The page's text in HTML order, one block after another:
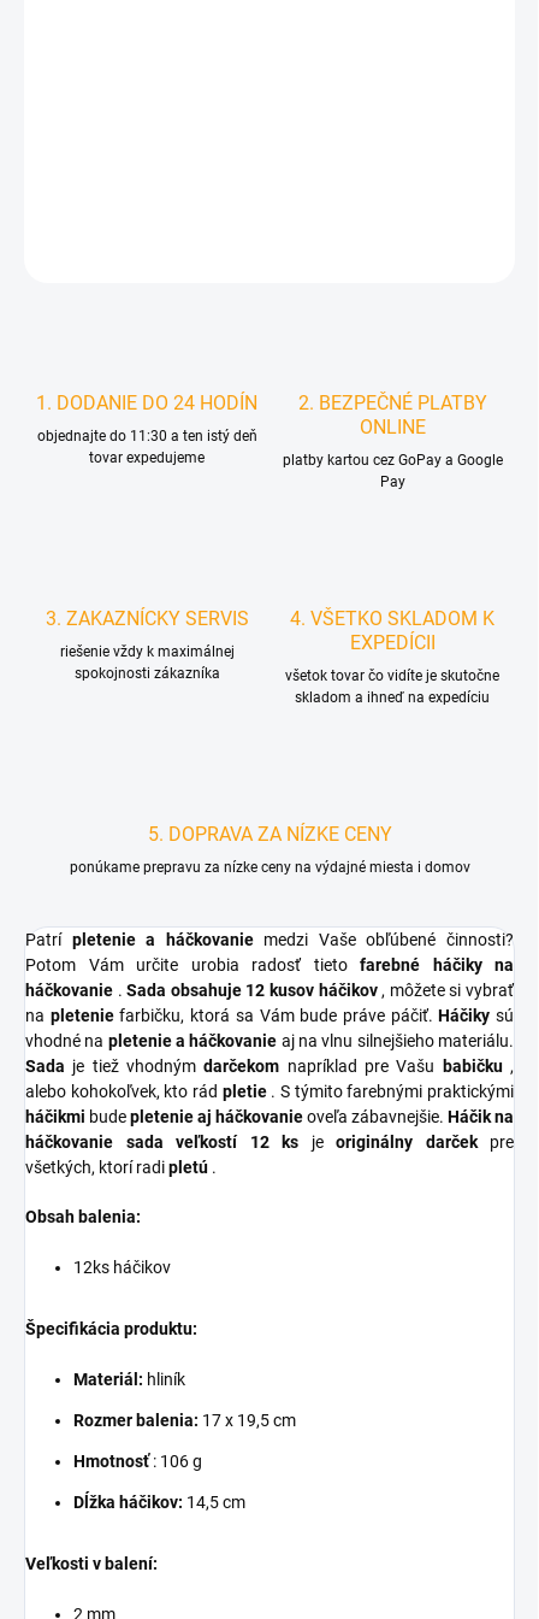
1. DODANIE DO 24 HODÍN
objednajte do 11:30 a ten istý deň
tovar expedujeme
2. BEZPEČNÉ PLATBY
ONLINE
platby kartou cez GoPay a Google
Pay
3. ZAKAZNÍCKY SERVIS
riešenie vždy k maximálnej
spokojnosti zákazníka
4. VŠETKO SKLADOM K
EXPEDÍCII
všetok tovar čo vidíte je skutočne
skladom a ihneď na expedíciu
5. DOPRAVA ZA NÍZKE CENY
ponúkame prepravu za nízke ceny na výdajné miesta i domov
Patrí pletenie a háčkovaniemedzi Vaše obľúbené činnosti?
Potom Vám určite urobia radosť tieto farebné háčiky na
háčkovanie .Sada obsahuje 12 kusov háčikov, môžete si vybrať
na pleteniefarbičku, ktorá sa Vám bude práve páčiť.Háčiky sú
vhodné na pletenie a háčkovanie aj na vlnu silnejšieho materiálu.
Sada je tiež vhodnýmdarčekom napríklad pre Vašu babičku,
alebo kohokoľvek, kto rád pletie. S týmito farebnými praktickými
háčikmi budepletenie aj háčkovanieoveľa zábavnejšie. Háčik na
háčkovanie sada veľkostí 12 ks je originálny darčekpre
všetkých, ktorí radipletú .
Obsah balenia:
12ks háčikov
Špecifikácia produktu:
Materiál: hliník
Rozmer balenia: 17 x 19,5 cm
Hmotnosť: 106 g
Dĺžka háčikov: 14,5 cm
Veľkosti v balení:
2 mm